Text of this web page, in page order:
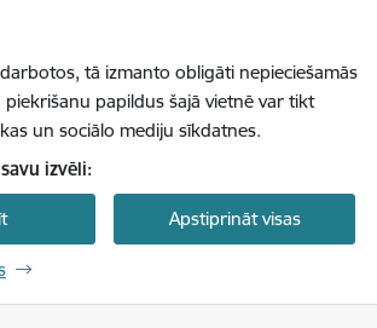
tā izmanto obligāti nepieciešamās
piekrišanu papildus šajā vietnē var tikt
un sociālo mediju sīkdatnes.
izvēli:
Apstiprināt visas